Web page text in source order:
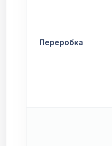
Переробка